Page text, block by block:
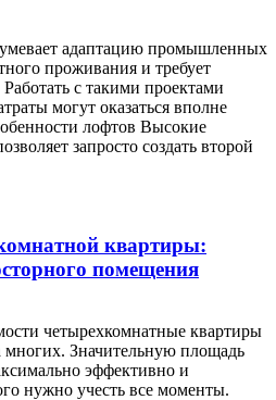
адаптацию промышленных
проживания и требует
с такими проектами
могут оказаться вполне
лофтов Высокие
запросто создать второй
квартиры:
помещения
четырехкомнатные квартиры
многих. Значительную площадь
эффективно и
нужно учесть все моменты.